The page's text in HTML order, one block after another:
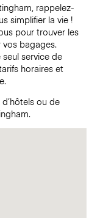
rappelez-
simplifier la vie !
pour trouver les
bagages.
service de
horaires et
ou de